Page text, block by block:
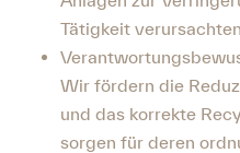
Tätigkeit
Wir fördern die
und das korrekte
sorgen für deren